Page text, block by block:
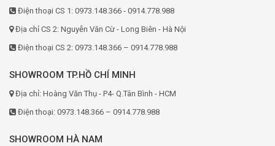
Điện thoại CS 1: 0973.148.366 - 0914.778.988
Địa chỉ CS 2: Nguyễn Văn Cừ - Long Biên - Hà Nội
Điện thoại CS 2: 0973.148.366 – 0914.778.988
SHOWROOM TP.HỒ CHÍ MINH
Địa chỉ: Hoàng Văn Thụ - P4- Q.Tân Bình - HCM
Điện thoại: 0973.148.366 – 0914.778.988
SHOWROOM HÀ NAM